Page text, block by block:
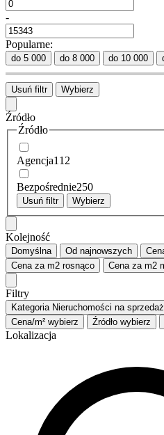
-
Popularne:
do 5 000 do 8 000 do 10 000
Usuń filtr Wybierz
Źródło
Źródło
Agencja112
Bezpośrednie250
Usuń filtr Wybierz
Kolejność
Domyślna Od najnowszych
Cena za m2 rosnąco Cena za m2
Filtry
Kategoria Nieruchomości na sprzedaż
Cena/m² wybierz Źródło wybierz
Lokalizacja